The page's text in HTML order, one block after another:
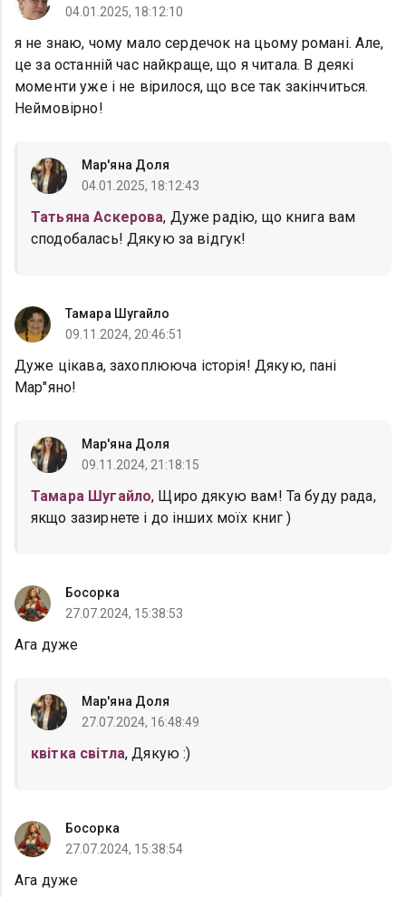
04.01.2025, 18:12:10
я не знаю, чому мало сердечок на цьому романі. Але,
це за останній час найкраще, що я читала. В деякі
моменти уже і не вірилося, що все так закінчиться.
Неймовірно!
Мар'яна Доля
04.01.2025, 18:12:43
Татьяна Аскерова, Дуже радію, що книга вам
сподобалась! Дякую за відгук!
Тамара Шугайло
09.11.2024, 20:46:51
Дуже цікава, захоплююча історія! Дякую, пані
Мар"яно!
Мар'яна Доля
09.11.2024, 21:18:15
Тамара Шугайло, Щиро дякую вам! Та буду рада,
якщо зазирнете і до інших моїх книг )
Босорка
27.07.2024, 15:38:53
Ага дуже
Мар'яна Доля
27.07.2024, 16:48:49
квітка світла, Дякую :)
Босорка
27.07.2024, 15:38:54
Ага дуже